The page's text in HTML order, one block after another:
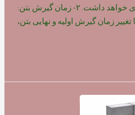
حاصله مقاومت بیشتری خواهد داشت. ۲- زمان گیرش بتن:
زمان گیرش اولیه و نهایی بتن،